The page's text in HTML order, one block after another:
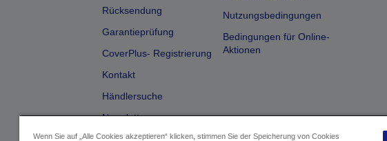
Rücksendung
Garantieprüfung
CoverPlus- Registrierung
Kontakt
Händlersuche
Newsletter
Nutzungsbedingungen
Bedingungen für Online-
Aktionen
Wenn Sie auf „Alle Cookies akzeptieren“ klicken, stimmen Sie der Speicherung von Cookies